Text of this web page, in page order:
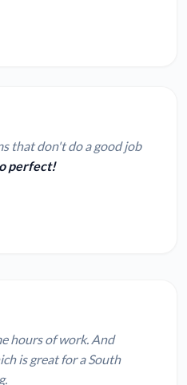
that don't do a good job
perfect!
hours of work. And
is great for a South